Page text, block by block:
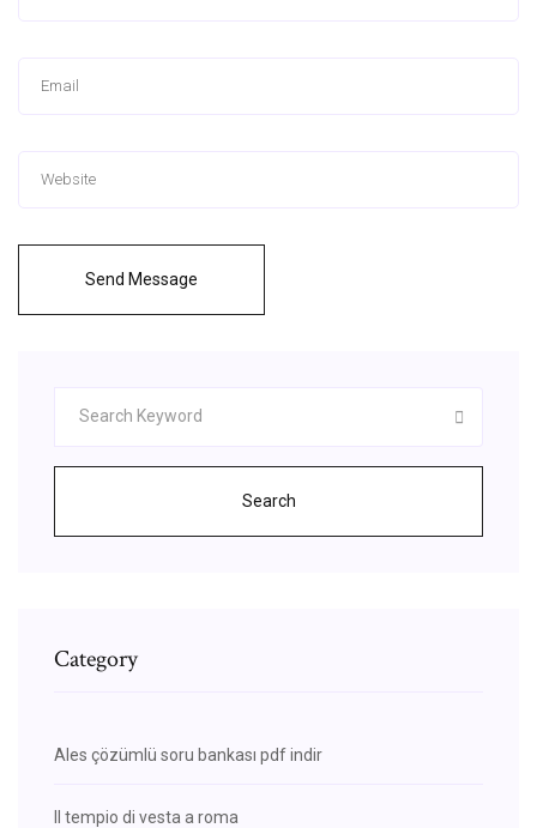
Send Message
Search
Category
Ales çözümlü soru bankası pdf indir
Il tempio di vesta a roma